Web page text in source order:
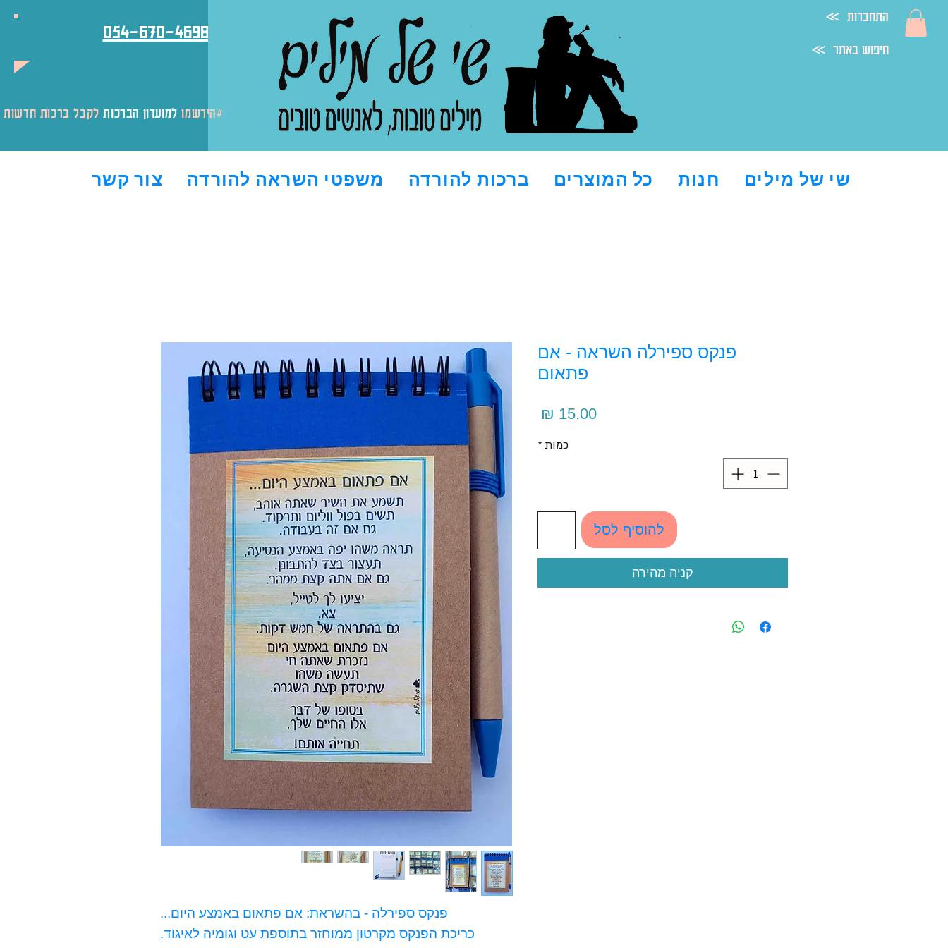
054-670-4698
#הירשמו למועדון הברכות לקבל ברכות חדשות והטבות#
≪ התחברות
≪ חיפוש באתר
שי של מילים חנות כל המוצרים ברכות להורדה משפטי השראה להורדה צור קשר
פנקס ספירלה - בהשראת: אם פתאום באמצע היום...
כריכת הפנקס מקרטון ממוחזר בתוספת עט וגומיה לאיגוד.
פנקס ספירלה השראה - אם
פתאום
כמות*
להוסיף לסל
קניה מהירה